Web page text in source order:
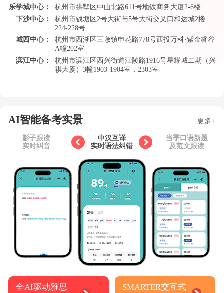
乐学城中心：
杭州市拱墅区中山北路611号地铁商务大厦2-6楼
下沙中心：
杭州市钱塘区2号大街与5号大街交叉口和达城2楼
224-228号
城西中心：
杭州市西湖区三墩镇申花路778号西投万科·紫金睿谷
A幢202室
滨江中心：
杭州市滨江区西兴街道江陵路1916号星耀城二期（兴
祺大厦）3幢1903-1904室，2303室
AI智能备考实景 更多+
影子跟读
实时纠音
中汉互译
实时语法纠错
当季口语新题
及范文跟读
全AI驱动雅思
SMARTER交互式